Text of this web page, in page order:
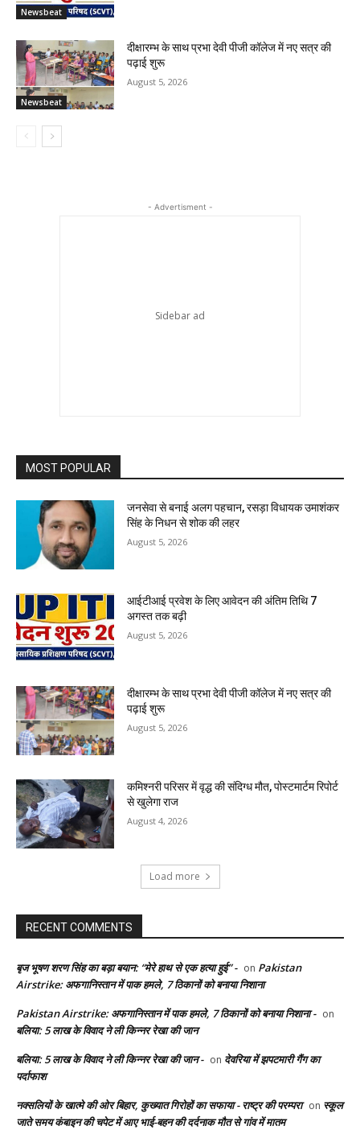
Newsbeat
Newsbeat
दीक्षारम्भ के साथ प्रभा देवी पीजी कॉलेज में नए सत्र की
पढ़ाई शुरू
August 5, 2026
- Advertisment -
MOST POPULAR
जनसेवा से बनाई अलग पहचान, रसड़ा विधायक उमाशंकर
सिंह के निधन से शोक की लहर
August 5, 2026
आईटीआई प्रवेश के लिए आवेदन की अंतिम तिथि 7
अगस्त तक बढ़ी
August 5, 2026
दीक्षारम्भ के साथ प्रभा देवी पीजी कॉलेज में नए सत्र की
पढ़ाई शुरू
August 5, 2026
कमिश्नरी परिसर में वृद्ध की संदिग्ध मौत, पोस्टमार्टम रिपोर्ट
से खुलेगा राज
August 4, 2026
Load more
RECENT COMMENTS
बृज भूषण शरण सिंह का बड़ा बयान: “मेरे हाथ से एक हत्या हुई” - on Pakistan
Airstrike: अफगानिस्तान में पाक हमले, 7 ठिकानों को बनाया निशाना
Pakistan Airstrike: अफगानिस्तान में पाक हमले, 7 ठिकानों को बनाया निशाना - on
बलिया: 5 लाख के विवाद ने ली किन्नर रेखा की जान
बलिया: 5 लाख के विवाद ने ली किन्नर रेखा की जान - on देवरिया में झपटमारी गैंग का
पर्दाफाश
नक्सलियों के खात्मे की ओर बिहार, कुख्यात गिरोहों का सफाया - राष्ट्र की परम्परा on स्कूल
जाते समय कंबाइन की चपेट में आए भाई-बहन की दर्दनाक मौत से गांव में मातम